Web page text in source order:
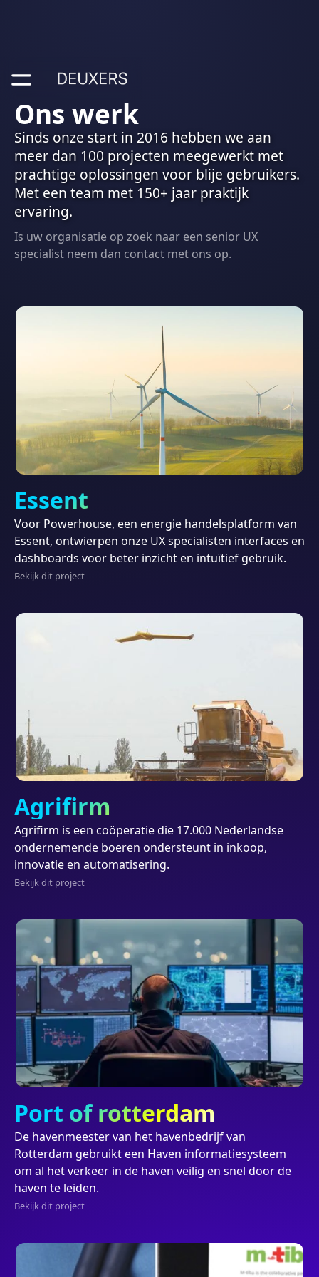
Ons werk
Sinds onze start in 2016 hebben we aan
meer dan 100 projecten meegewerkt met
prachtige oplossingen voor blije gebruikers.
Met een team met 150+ jaar praktijk
ervaring.
Is uw organisatie op zoek naar een senior UX
specialist neem dan contact met ons op.
Essent
Voor Powerhouse, een energie handelsplatform van
Essent, ontwierpen onze UX specialisten interfaces en
dashboards voor beter inzicht en intuïtief gebruik.
Bekijk dit project
Project
Agrifirm
Agrifirm is een coöperatie die 17.000 Nederlandse
ondernemende boeren ondersteunt in inkoop,
innovatie en automatisering.
Bekijk dit project
Project
Port of rotterdam
De havenmeester van het havenbedrijf van
Rotterdam gebruikt een Haven informatiesysteem
om al het verkeer in de haven veilig en snel door de
haven te leiden.
Bekijk dit project